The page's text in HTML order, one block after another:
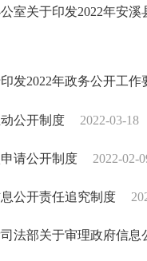
室关于印发2022年安
发2022年政务公开工作
公开制度 2022-03-18
请公开制度 2022-02-
公开责任追究制度
法部关于审理政府信